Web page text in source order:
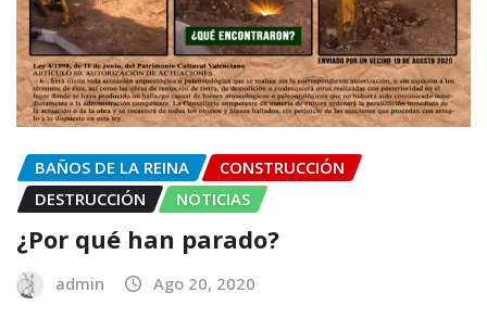
BAÑOS DE LA REINA
CONSTRUCCIÓN
DESTRUCCIÓN
NOTICIAS
¿Por qué han parado?
admin Ago 20, 2020